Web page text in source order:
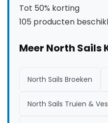
Tot 50% korting
105 producten
Meer North Sails
North Sails Broeken
North Sails Truien &